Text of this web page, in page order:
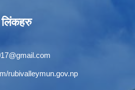
लिंकहरु
rubivalleymun.gov.np